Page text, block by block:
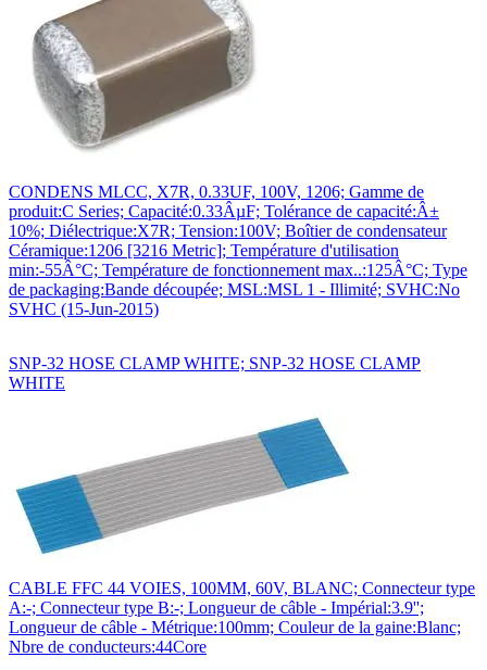
CONDENS MLCC, X7R, 0.33UF, 100V, 1206; Gamme de
produit:C Series; Capacité:0.33ÂµF; Tolérance de capacité:Â±
10%; Diélectrique:X7R; Tension:100V; Boîtier de condensateur
Céramique:1206 [3216 Metric]; Température d'utilisation
min:-55Â°C; Température de fonctionnement max..:125Â°C; Type
de packaging:Bande découpée; MSL:MSL 1 - Illimité; SVHC:No
SVHC (15-Jun-2015)
SNP-32 HOSE CLAMP WHITE; SNP-32 HOSE CLAMP
WHITE
CABLE FFC 44 VOIES, 100MM, 60V, BLANC; Connecteur type
A:-; Connecteur type B:-; Longueur de câble - Impérial:3.9'';
Longueur de câble - Métrique:100mm; Couleur de la gaine:Blanc;
Nbre de conducteurs:44Core